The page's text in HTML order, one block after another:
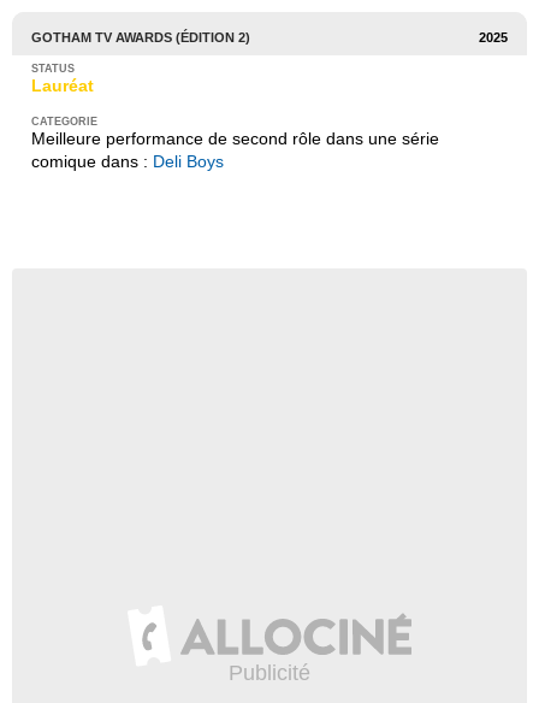
GOTHAM TV AWARDS (ÉDITION 2) 2025
Lauréat
Meilleure performance de second rôle dans une série
comique dans : Deli Boys